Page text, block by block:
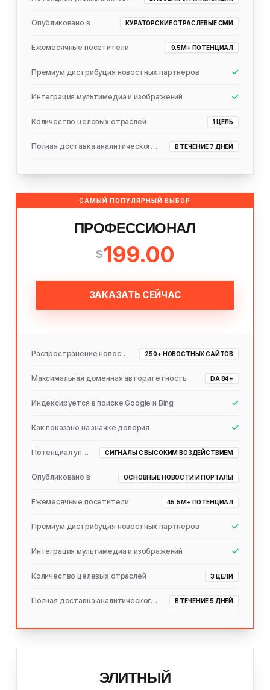
Опубликовано в КУРАТОРСКИЕ ОТРАСЛЕВЫЕ СМИ
Ежемесячные посетители 9.5M+ ПОТЕНЦИАЛ
Премиум дистрибуция новостных партнеров
Интеграция мультимедиа и изображений
Количество целевых отраслей 1 ЦЕЛЬ
Полная доставка аналитического отчета В ТЕЧЕНИЕ 7 ДНЕЙ
САМЫЙ ПОПУЛЯРНЫЙ ВЫБОР
ПРОФЕССИОНАЛ
$199.00
ЗАКАЗАТЬ СЕЙЧАС
Распространение новостей 250+ НОВОСТНЫХ САЙТОВ
Максимальная доменная авторитетность DA 84+
Индексируется в поиске Google и Bing
Как показано на значке доверия
Потенциал упоминания ИИ СИГНАЛЫ С ВЫСОКИМ ВОЗДЕЙСТВИЕМ
Опубликовано в ОСНОВНЫЕ НОВОСТИ И ПОРТАЛЫ
Ежемесячные посетители 45.5M+ ПОТЕНЦИАЛ
Премиум дистрибуция новостных партнеров
Интеграция мультимедиа и изображений
Количество целевых отраслей 3 ЦЕЛИ
Полная доставка аналитического отчета В ТЕЧЕНИЕ 5 ДНЕЙ
ЭЛИТНЫЙ